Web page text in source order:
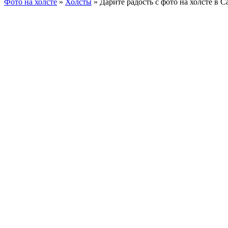
Фото на холсте » Холсты » Дарите радость с фото на холсте в